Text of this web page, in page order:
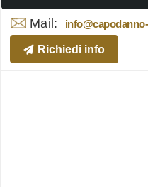
Mail:
Richiedi info